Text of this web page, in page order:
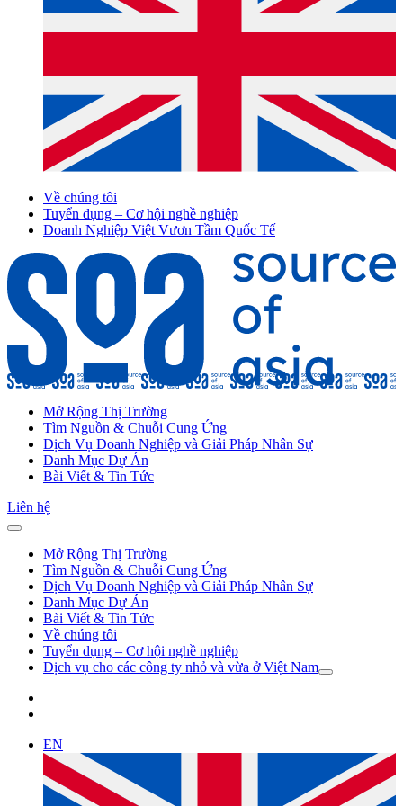
Về chúng tôi
Tuyển dụng – Cơ hội nghề nghiệp
Doanh Nghiệp Việt Vươn Tầm Quốc Tế
Mở Rộng Thị Trường
Tìm Nguồn & Chuỗi Cung Ứng
Dịch Vụ Doanh Nghiệp và Giải Pháp Nhân Sự
Danh Mục Dự Án
Bài Viết & Tin Tức
Liên hệ
Mở Rộng Thị Trường
Tìm Nguồn & Chuỗi Cung Ứng
Dịch Vụ Doanh Nghiệp và Giải Pháp Nhân Sự
Danh Mục Dự Án
Bài Viết & Tin Tức
Về chúng tôi
Tuyển dụng – Cơ hội nghề nghiệp
Dịch vụ cho các công ty nhỏ và vừa ở Việt Nam
EN